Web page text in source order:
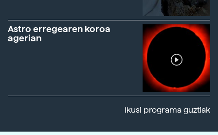
Astro erregearen koroa
agerian
Ikusi programa guztiak